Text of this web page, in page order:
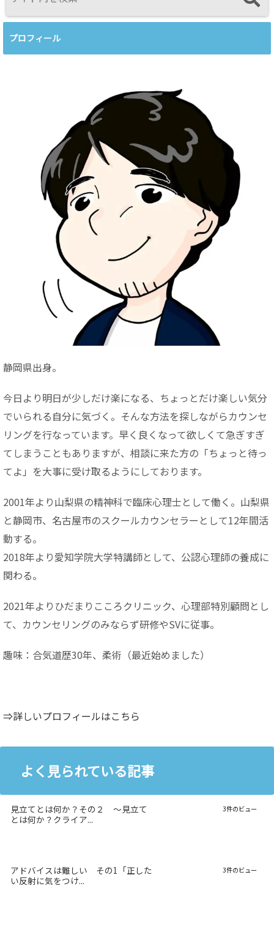
プロフィール
静岡県出身。
今日より明日が少しだけ楽になる、ちょっとだけ楽しい気分
でいられる自分に気づく。そんな方法を探しながらカウンセ
リングを行なっています。早く良くなって欲しくて急ぎすぎ
てしまうこともありますが、相談に来た方の「ちょっと待っ
てよ」を大事に受け取るようにしております。
2001年より山梨県の精神科で臨床心理士として働く。山梨県
と静岡市、名古屋市のスクールカウンセラーとして12年間活
動する。
2018年より愛知学院大学特講師として、公認心理師の養成に
関わる。
2021年よりひだまりこころクリニック、心理部特別顧問とし
て、カウンセリングのみならず研修やSVに従事。
趣味：合気道歴30年、柔術（最近始めました）
⇒詳しいプロフィールはこちら
よく見られている記事
見立てとは何か？その２ 〜見立て
とは何か？クライア...
3件のビュー
アドバイスは難しい その1「正した
い反射に気をつけ...
3件のビュー